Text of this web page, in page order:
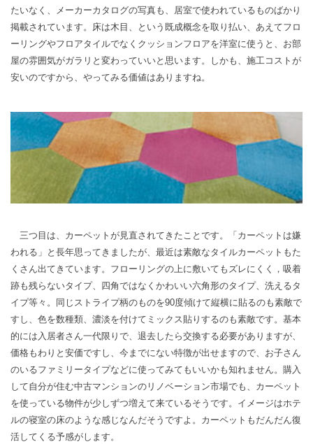
たいなく、メーカーカタログの写真も、居室で使われているものばかり
掲載されています。床は木目、という既成概念を取り払い、あえてフロ
ーリングやフロアタイルでなくクッションフロアを洋室に使うと、お部
屋の雰囲気がガラリと変わっていいと思います。しかも、施工コストが
安いのですから、やってみる価値はありますね。
三つ目は、カーペットが見直されてきたことです。「カーペットは嫌
われる」と長年思ってきましたが、最近は素敵なタイルカーペットもた
くさん出てきています。フローリングの上に敷いてもズレにくく，吸着
跡も残らないタイプ、四角ではなくかわいい六角形のタイプ、洗えるタ
イプ等々。同じストライプ柄のものを90度傾けて縦横に貼るのも素敵で
すし、色を数種類、濃淡を付けてミックス貼りするのも素敵です。基本
的には入居者さん一代限りで、退去したら交換する必要がありますが、
価格もわりと安価ですし、今までにない特徴が出せますので、お子さん
のいるファミリータイプなどに使ってみてもいいかも知れません。購入
して自分が住む中古マンションのリノベーション市場でも、カーペット
を使っている物件が少しずつ増えて来ているそうです。イメージはホテ
ルの寝室の床のような感じなんだそうですよ。カーペットもだんだん復
活してくる予感がします。